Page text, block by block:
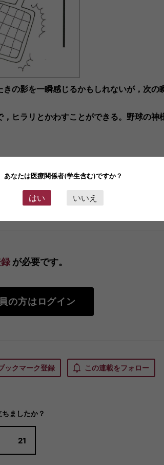
の影を一瞬感じるかもしれないが，次の
ヒラリとかわすことができる。野球の神
が遅いらしい。 大脳の認知能力は神経細
が必要です。
の方はログイン
ックマーク登録 この連載をフォロー
ましたか？
21
あなたは医療関係者(学生含む)ですか？
はい いいえ